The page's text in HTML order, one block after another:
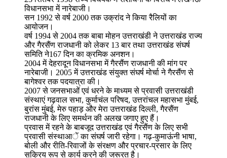
विधानसभा में नारेबाजी।
सन 1992 से वर्ष 2000 तक उक्रांद ने किया रैलियों का
आयोजन।
वर्ष 1994 से 2004 तक बाबा मोहन उत्तराखंडी ने उत्तराखंड राज्य
और गैरसैंण राजधानी को लेकर 13 बार तथा उत्तराखंड संघर्ष
समिति ने167 दिन का क्रमिक अनशन।
2004 में देहरादून विधानसभा में गैरसैंण राजधानी की मांग पर
नारेबाजी। 2005 में उत्तराखंड संयुक्त संघर्ष मोर्चा ने गैरसैंण से
बागेश्वर तक पदयात्रा की।
2007 से जनसभाओं एवं धरने के माध्यम से प्रवासी उत्तराखंडी
संस्थाएं गढ़वाल सभा, कुर्माचंल परिषद, उत्तरांचल महासभा मुंबई,
बुरांस मुंबई, मेरु पहाड़ और मेरा उत्तराखंड दिल्ली, गैरसैंण
राजधानी के लिए समर्थन की अलख जगाए हुए हैं।
प्रवास में रहने के बाबजूद उत्तराखंड एवं गैरसैंण के लिए सभी
प्रवासी संस्थाआें का संघर्ष जारी रहेगा। गढ़-कुमाऊंनी भाषा,
बोली और रीति-रिवाजों के संरक्षण और प्रचार-प्रसार के लिए
सक्रिय रूप से कार्य करने की जरूरत है।